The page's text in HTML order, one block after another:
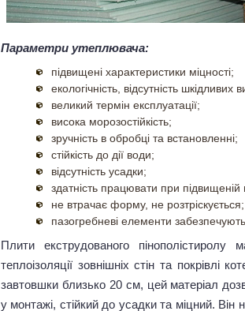
Параметри утеплювача:
підвищені характеристики міцності;
екологічність, відсутність шкідливих
великий термін експлуатації;
висока морозостійкість;
зручність в обробці та встановленні;
стійкість до дії води;
відсутність усадки;
здатність працювати при підвищеній
не втрачає форму, не розтріскується;
пазогребневі елементи
Плити екструдованого
теплоізоляції зовнішніх стін та покрівлі
завтовшки близько 20 см, цей матеріал
у монтажі, стійкий до усадки та міцний.